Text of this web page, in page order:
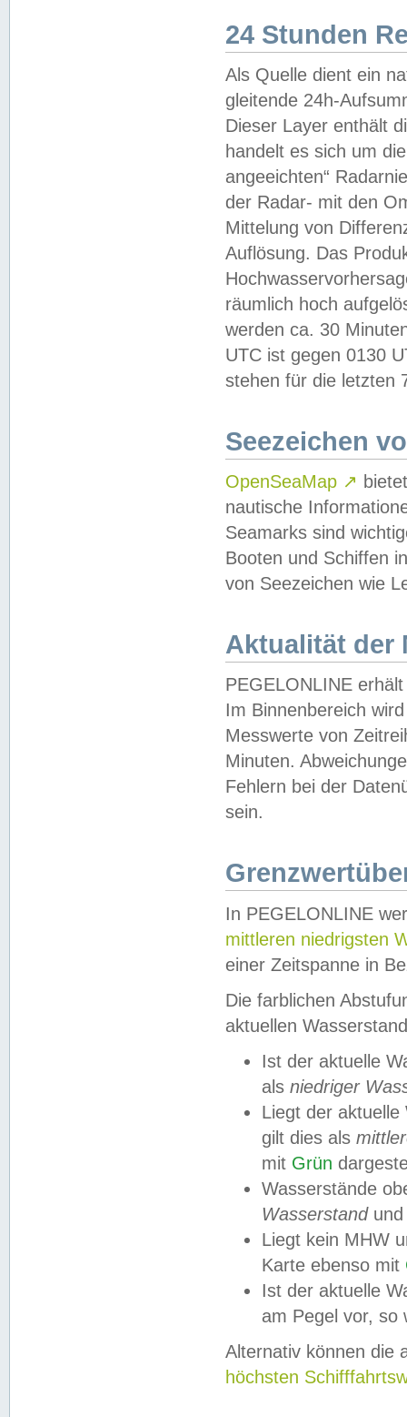
24 Stunden
Als Quelle dient ein
gleitende 24h-
Dieser Layer enthält
handelt es sich um
angeeichten“
der Radar- mit den
Mittelung von
Auflösung. Das
räumlich hoch
werden ca. 30
UTC ist gegen 0130
stehen für die letzten
Seezeichen
OpenSeaMap ↗
nautische
Seamarks sind
Booten und Schiffen
von Seezeichen wie
Aktualität der
PEGELONLINE
Im Binnenbereich
Messwerte von
Minuten.
Fehlern bei der
sein.
In PEGELONLINE
mittleren niedrigsten
einer Zeitspanne in
Die farblichen
aktuellen
Ist der aktuelle
als niedriger
Liegt der
gilt dies als
mit Grün
Wasserstände
Wasserstandund
Liegt kein MHW
Karte ebenso mit
Ist der aktuelle
am Pegel vor,
Alternativ können die
höchsten